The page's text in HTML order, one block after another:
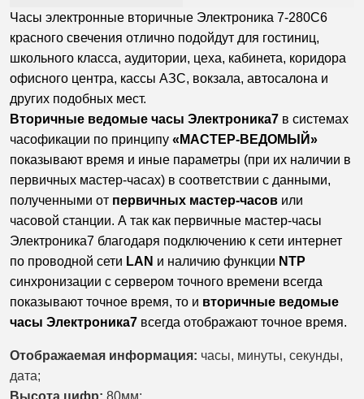
Часы электронные вторичные Электроника 7-280С6
красного свечения отлично подойдут для гостиниц,
школьного класса, аудитории, цеха, кабинета, коридора
офисного центра, кассы АЗС, вокзала, автосалона и
других подобных мест.
Вторичные ведомые часы Электроника7 в системах
часофикации по принципу «МАСТЕР-ВЕДОМЫЙ»
показывают время и иные параметры (при их наличии в
первичных мастер-часах) в соответствии с данными,
полученными от первичных мастер-часов или
часовой станции. А так как первичные мастер-часы
Электроника7 благодаря подключению к сети интернет
по проводной сети LAN и наличию функции NTP
синхронизации с сервером точного времени всегда
показывают точное время, то и вторичные ведомые
часы Электроника7 всегда отображают точное время.
Отображаемая информация: часы, минуты, секунды,
дата;
Высота цифр: 80мм;